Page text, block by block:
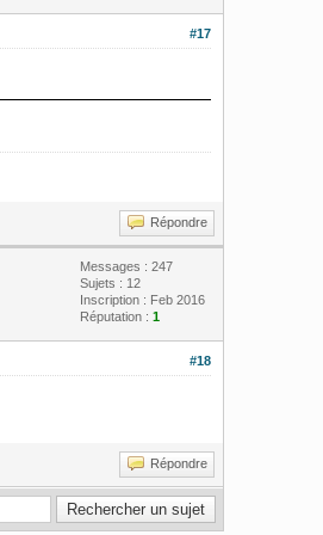
#17
Répondre
Messages : 247
Sujets : 12
Inscription : Feb 2016
Réputation : 1
#18
Répondre